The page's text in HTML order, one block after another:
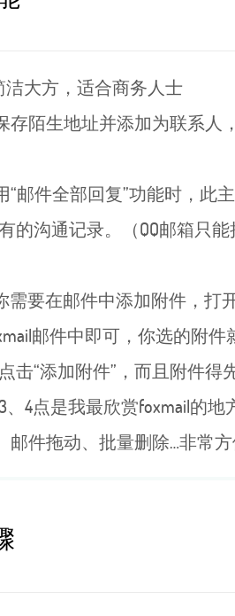
洁大方，适合商务人士
存陌生地址并添加为联系人
“邮件全部回复”功能时，此
的沟通记录。（QQ邮箱只
需要在邮件中添加附件，打
邮件中即可，你选的附
击“添加附件”，而且附件
、4点是我最欣赏foxmail的
邮件拖动、批量删除…非常